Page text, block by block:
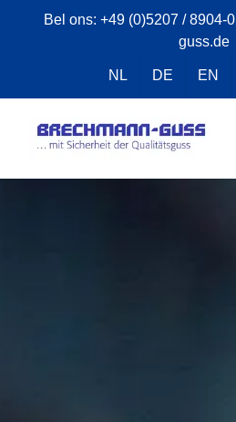
Bel ons: +49 (0)5207 / 8904-0
guss.de
NL DE EN